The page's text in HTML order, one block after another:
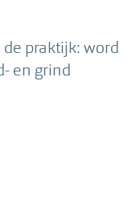
praktijk: word
en grind